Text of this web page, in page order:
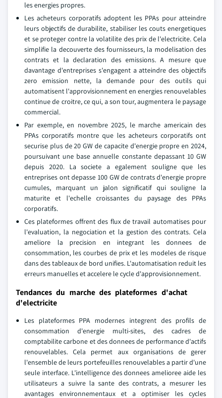
les energies propres.
Les acheteurs corporatifs adoptent les PPAs pour atteindre
leurs objectifs de durabilite, stabiliser les couts energetiques
et se proteger contre la volatilite des prix de l'electricite. Cela
simplifie la decouverte des fournisseurs, la modelisation des
contrats et la declaration des emissions. A mesure que
davantage d'entreprises s'engagent a atteindre des objectifs
zero emission nette, la demande pour des outils qui
automatisent l'approvisionnement en energies renouvelables
continue de croitre, ce qui, a son tour, augmentera le paysage
commercial.
Par exemple, en novembre 2025, le marche americain des
PPAs corporatifs montre que les acheteurs corporatifs ont
securise plus de 20 GW de capacite d'energie propre en 2024,
poursuivant une base annuelle constante depassant 10 GW
depuis 2020. La societe a egalement souligne que les
entreprises ont depasse 100 GW de contrats d'energie propre
cumules, marquant un jalon significatif qui souligne la
maturite et l'echelle croissantes du paysage des PPAs
corporatifs.
Ces plateformes offrent des flux de travail automatises pour
l'evaluation, la negociation et la gestion des contrats. Cela
ameliore la precision en integrant les donnees de
consommation, les courbes de prix et les modeles de risque
dans des tableaux de bord unifies. L'automatisation reduit les
erreurs manuelles et accelere le cycle d'approvisionnement.
Tendances du marche des plateformes d'achat
d'electricite
Les plateformes PPA modernes integrent des profils de
consommation d'energie multi-sites, des cadres de
comptabilite carbone et des donnees de performance d'actifs
renouvelables. Cela permet aux organisations de gerer
l'ensemble de leurs portefeuilles renouvelables a partir d'une
seule interface. L'intelligence des donnees amelioree aide les
utilisateurs a suivre la sante des contrats, a mesurer les
avantages environnementaux et a optimiser les cycles